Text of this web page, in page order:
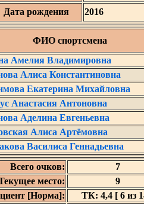
Дата рождения
2016
ФИО спортсмена
Амелия Владимировна
Алиса Константиновна
Екатерина Михайловна
Анастасия Антоновна
Аделина Евгеньевна
Алиса Артёмовна
Василиса Геннадьевна
Всего очков:
7
место:
9
[Норма]:
ТК: 4,4 [ 6 из